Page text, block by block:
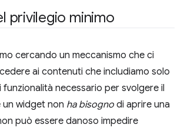
privilegio minimo
cercando un meccanismo che ci
ai contenuti che includiamo solo
funzionalità necessario per svolgere il
widget non ha bisogno di aprire una
può essere danoso impedire